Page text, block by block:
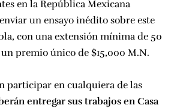
en la República Mexicana
un ensayo inédito sobre este
con una extensión mínima de 50
premio único de $15,000 M.N.
participar en cualquiera de las
entregar sus trabajos en Casa